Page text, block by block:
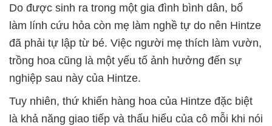
Do được sinh ra trong một gia đình bình dân, bố
làm lính cứu hỏa còn mẹ làm nghề tự do nên Hintze
đã phải tự lập từ bé. Việc người mẹ thích làm vườn,
trồng hoa cũng là một yếu tố ảnh hưởng đến sự
nghiệp sau này của Hintze.
Tuy nhiên, thứ khiến hàng hoa của Hintze đặc biệt
là khả năng giao tiếp và thấu hiểu của cô mỗi khi nói